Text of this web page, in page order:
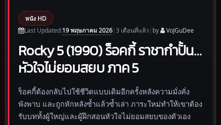
หนัง HD
Last Updated:19 พฤษภาคม 2026|3 เดือนที่แล้ว | by VoJGuDee
Rocky 5 (1990) ร็อคกี้ ราชากำปั้น…
หัวใจไม่ยอมสยบ ภาค 5
ร็อคกี้ต้องกลับไปใช้ชีวิตแบบเดิมอีกครั้งหลังความมั่งคั่ง
พังพาบ และถูกหักหลังซ้ำแล้วซ้ำเล่า ภาระใหม่ทำให้เขาต้อง
รับบททั้งผู้ใหญ่และผู้ฝึกสอนหัวใจไม่ยอมสยบของตัวเอง